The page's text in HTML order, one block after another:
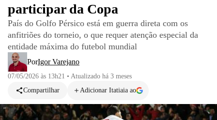
participar da Copa
País do Golfo Pérsico está em guerra direta com os
anfitriões do torneio, o que requer atenção especial da
entidade máxima do futebol mundial
PorIgor Varejano
07/05/2026 às 13h21 • Atualizado há 3 meses
Compartilhar
Adicionar Itatiaia ao